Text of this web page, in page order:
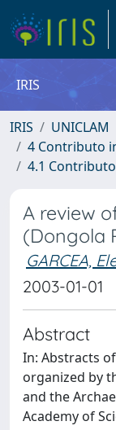
IRIS
IRIS
UNICLAM
4 Contributo
4.1
A review
(Dongola
GARCEA,
2003-01-01
Abstract
In: Abstracts
organized by
and the
Academy of